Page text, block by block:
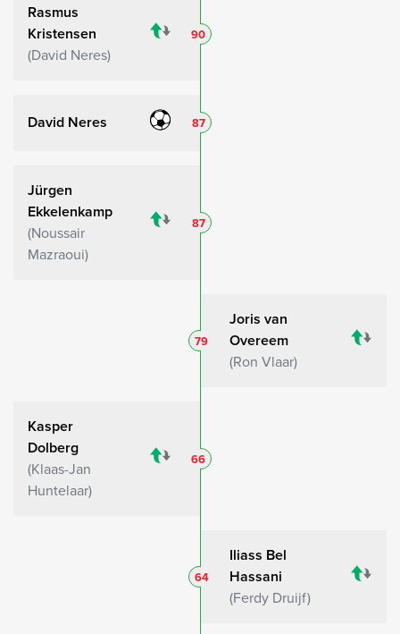
Rasmus
Kristensen
David Neres
90
David Neres 87
Jürgen
Ekkelenkamp
Noussair
Mazraoui
87
Joris van
Overeem
Ron Vlaar
79
Kasper
Dolberg
Klaas-Jan
Huntelaar
66
Iliass Bel
Hassani
Ferdy Druijf
64